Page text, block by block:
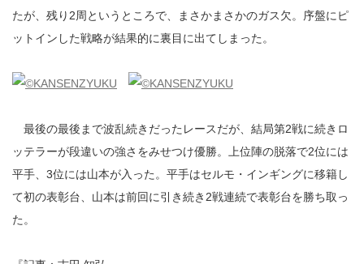
たが、残り2周というところで、まさかまさかのガス欠。序盤にピ
ットインした戦略が結果的に裏目に出てしまった。
最後の最後まで波乱続きだったレースだが、結局第2戦に続きロ
ッテラーが段違いの強さをみせつけ優勝。上位陣の脱落で2位には
平手、3位には山本が入った。平手はセルモ・インギングに移籍し
て初の表彰台、山本は前回に引き続き2戦連続で表彰台を勝ち取っ
た。